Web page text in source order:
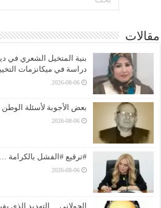
مقالات
بنية المتخيل الشعري في
دراسة في ميكانزمات
2026-08-06
بعض الأجوبة لأسئلة
2026-08-06
#ترقيع #الفشل بالكرامة
2026-08-06
الجولاني… التهديد